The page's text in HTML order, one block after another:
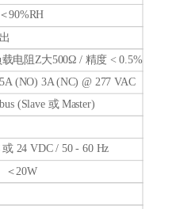
＜90%RH
电阻Z大500Ω / 精度 < 0.5%
(NO) 3A (NC) @ 277 VAC
(Slave 或 Master)
或 24 VDC / 50 - 60 Hz
＜20W